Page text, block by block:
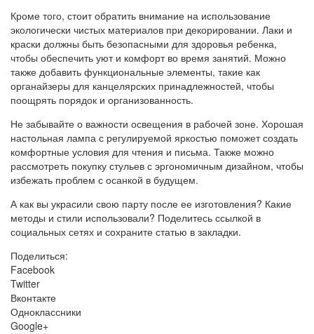
Кроме того, стоит обратить внимание на использование
экологически чистых материалов при декорировании. Лаки и
краски должны быть безопасными для здоровья ребенка,
чтобы обеспечить уют и комфорт во время занятий. Можно
также добавить функциональные элементы, такие как
органайзеры для канцелярских принадлежностей, чтобы
поощрять порядок и организованность.
Не забывайте о важности освещения в рабочей зоне. Хорошая
настольная лампа с регулируемой яркостью поможет создать
комфортные условия для чтения и письма. Также можно
рассмотреть покупку стульев с эргономичным дизайном, чтобы
избежать проблем с осанкой в будущем.
А как вы украсили свою парту после ее изготовления? Какие
методы и стили использовали? Поделитесь ссылкой в
социальных сетях и сохраните статью в закладки.
Поделиться:
Facebook
Twitter
Вконтакте
Одноклассники
Google+